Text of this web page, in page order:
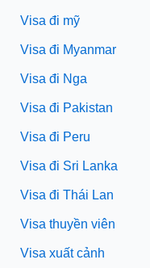
Visa đi mỹ
Visa đi Myanmar
Visa đi Nga
Visa đi Pakistan
Visa đi Peru
Visa đi Sri Lanka
Visa đi Thái Lan
Visa thuyền viên
Visa xuất cảnh